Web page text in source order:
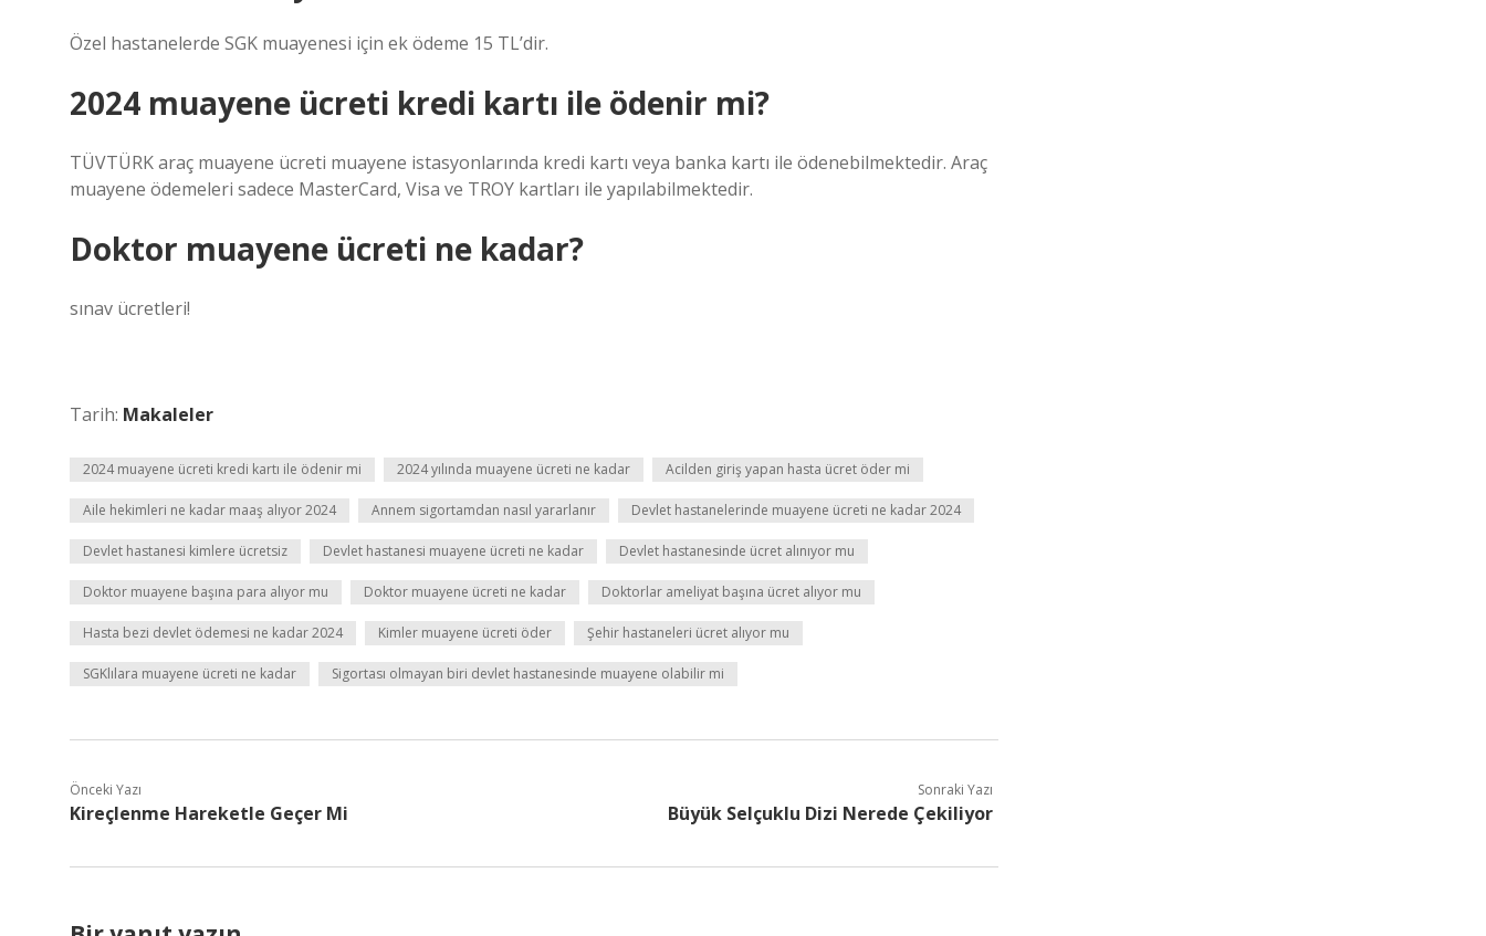
Özel hastanelerde SGK muayenesi için ek ödeme 15 TL’dir.
2024 muayene ücreti kredi kartı ile ödenir mi?
TÜVTÜRK araç muayene ücreti muayene istasyonlarında kredi kartı veya banka kartı ile ödenebilmektedir. Araç
muayene ödemeleri sadece MasterCard, Visa ve TROY kartları ile yapılabilmektedir.
Doktor muayene ücreti ne kadar?
sınav ücretleri!
Tarih: Makaleler
2024 muayene ücreti kredi kartı ile ödenir mi 2024 yılında muayene ücreti ne kadar Acilden giriş yapan hasta ücret öder mi
Aile hekimleri ne kadar maaş alıyor 2024 Annem sigortamdan nasıl yararlanır Devlet hastanelerinde muayene ücreti ne kadar 2024
Devlet hastanesi kimlere ücretsiz Devlet hastanesi muayene ücreti ne kadar Devlet hastanesinde ücret alınıyor mu
Doktor muayene başına para alıyor mu Doktor muayene ücreti ne kadar Doktorlar ameliyat başına ücret alıyor mu
Hasta bezi devlet ödemesi ne kadar 2024 Kimler muayene ücreti öder Şehir hastaneleri ücret alıyor mu
SGKlılara muayene ücreti ne kadar Sigortası olmayan biri devlet hastanesinde muayene olabilir mi
Önceki Yazı
Kireçlenme Hareketle Geçer Mi
Sonraki Yazı
Büyük Selçuklu Dizi Nerede Çekiliyor